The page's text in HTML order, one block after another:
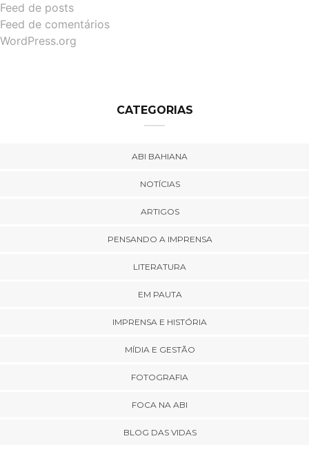
Feed de posts
Feed de comentários
WordPress.org
CATEGORIAS
ABI BAHIANA
NOTÍCIAS
ARTIGOS
PENSANDO A IMPRENSA
LITERATURA
EM PAUTA
IMPRENSA E HISTÓRIA
MÍDIA E GESTÃO
FOTOGRAFIA
FOCA NA ABI
BLOG DAS VIDAS